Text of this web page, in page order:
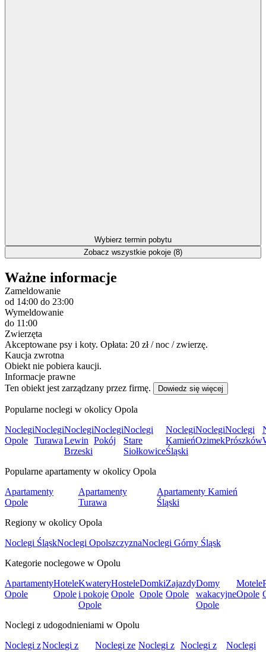
Wybierz termin pobytu
Zobacz wszystkie pokoje (8)
Ważne informacje
Zameldowanie
od 14:00 do 23:00
Wymeldowanie
do 11:00
Zwierzęta
Akceptowane psy i koty. Opłata: 20 zł / noc / zwierzę.
Kaucja zwrotna
Obiekt nie pobiera kaucji.
Informacje prawne
Ten obiekt jest zarządzany przez firmę.
Dowiedz się więcej
Popularne noclegi w okolicy Opola
Noclegi
Opole
Noclegi
Turawa
Noclegi
Lewin
Brzeski
Noclegi
Pokój
Noclegi
Stare
Siołkowice
Noclegi
Kamień
Śląski
Noclegi
Ozimek
Noclegi
Prószków
Popularne apartamenty w okolicy Opola
Apartamenty
Opole
Apartamenty
Turawa
Apartamenty Kamień
Śląski
Regiony w okolicy Opola
Noclegi ŚląskNoclegi OpolszczyznaNoclegi Górny Śląsk
Kategorie noclegowe w Opolu
Apartamenty
Opole
Hotele
Opole
Kwatery
i pokoje
Opole
Hostele
Opole
Domki
Opole
Zajazdy
Opole
Domy
wakacyjne
Opole
Motele
Opole
Noclegi z udogodnieniami w Opolu
Noclegi zNoclegi z
Noclegi ze Noclegi z
Noclegi z
Noclegi